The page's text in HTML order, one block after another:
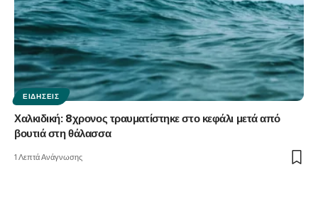
ΕΙΔΉΣΕΙΣ
Χαλκιδική: 8χρονος τραυματίστηκε στο κεφάλι μετά από
βουτιά στη θάλασσα
1 Λεπτά Ανάγνωσης